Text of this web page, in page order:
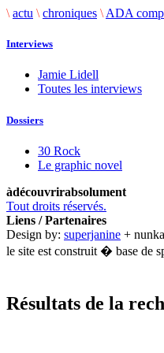
\ actu \ chroniques \ ADA
Interviews
Jamie Lidell
Toutes les interviews
Dossiers
30 Rock
Le graphic novel
àdécouvrirabsolument
Tout droits réservés.
Liens / Partenaires
Design by: superjanine +
le site est construit � base de
Résultats de la